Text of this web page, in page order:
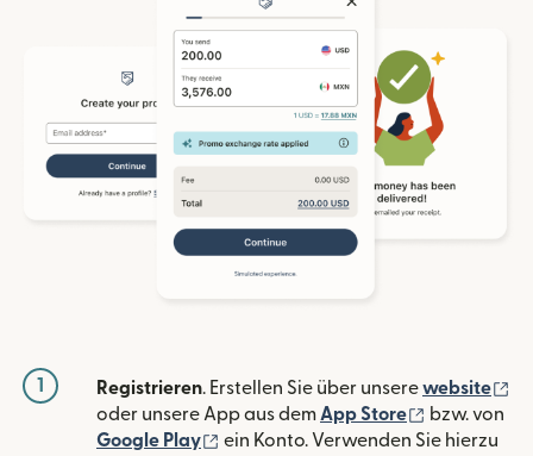
1 Registrieren. Erstellen Sie über unserewebsite
oder unsere App aus demApp Store (wird in
bzw. von
Google Play
(wird in einem neuen Fenster
ein Konto. Verwenden Sie hierzu